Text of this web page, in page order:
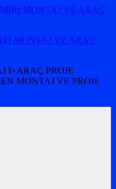
MONTAJ VE ARAÇ
İ+ARAÇ PROJE
MONTAJ VE PROJE